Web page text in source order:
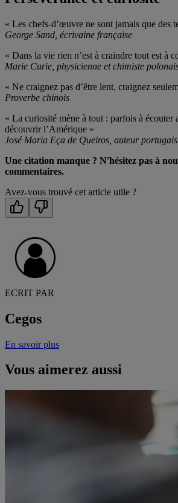
« Les chefs-d’œuvre ne sont jamais que des
George Sand, écrivaine française
« Dans la vie rien n’est à craindre tout est à
Marie Curie, physicienne et chimiste
« Ne craignez pas d’être lent, craignez
Proverbe chinois
« La curiosité mène à tout : parfois à écouter
découvrir l’Amérique »
José Maria Eça de Queiros, auteur portugais
Une citation manque ? N'hésitez pas à
commentaires.
Avez-vous trouvé cet article utile ?
ECRIT PAR
Cegos
En savoir plus
Vous aimerez aussi